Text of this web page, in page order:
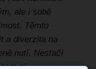
ale i sobě
Těmto
a diverzita na
nutí. Nestačí
si